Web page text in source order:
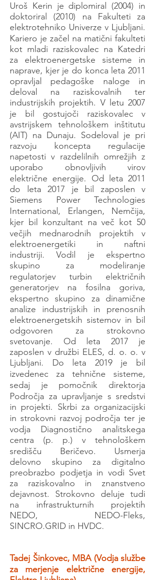
Uroš Kerin je diplomiral (2004) in
doktoriral (2010) na Fakulteti za
elektrotehniko Univerze v Ljubljani.
Kariero je začel na matični fakulteti
kot mladi raziskovalec na Katedri
za elektroenergetske sisteme in
naprave, kjer je do konca leta 2011
opravljal pedagoške naloge in
deloval na raziskovalnih ter
industrijskih projektih. V letu 2007
je bil gostujoči raziskovalec v
avstrijskem tehnološkem inštitutu
(AIT) na Dunaju. Sodeloval je pri
razvoju koncepta regulacije
napetosti v razdelilnih omrežjih z
uporabo obnovljivih virov
električne energije. Od leta 2011
do leta 2017 je bil zaposlen v
Siemens Power Technologies
International, Erlangen, Nemčija,
kjer bil konzultant na več kot 50
večjih mednarodnih projektih v
elektroenergetiki in naftni
industriji. Vodil je ekspertno
skupino za modeliranje
regulatorjev turbin električnih
generatorjev na fosilna goriva,
ekspertno skupino za dinamične
analize industrijskih in prenosnih
elektroenergetskih sistemov in bil
odgovoren za strokovno
svetovanje. Od leta 2017 je
zaposlen v družbi ELES, d. o. o. v
Ljubljani. Do leta 2019 je bil
izvedenec za tehnične sisteme,
sedaj je pomočnik direktorja
Področja za upravljanje s sredstvi
in projekti. Skrbi za organizacijski
in strokovni razvoj področja ter je
vodja Diagnostično analitskega
centra (p. p.) v tehnološkem
središču Beričevo. Usmerja
delovno skupino za digitalno
preobrazbo podjetja in vodi Svet
za raziskovalno in znanstveno
dejavnost. Strokovno deluje tudi
na infrastrukturnih projektih
NEDO, NEDO-Fleks,
SINCRO.GRID in HVDC.
Tadej Šinkovec, MBA (Vodja službe
za merjenje električne energije,